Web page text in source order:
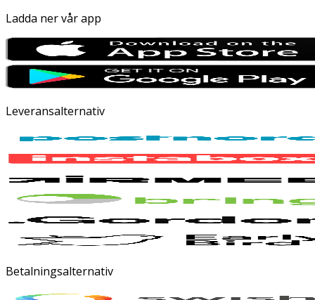
Ladda ner vår app
Leveransalternativ
Betalningsalternativ